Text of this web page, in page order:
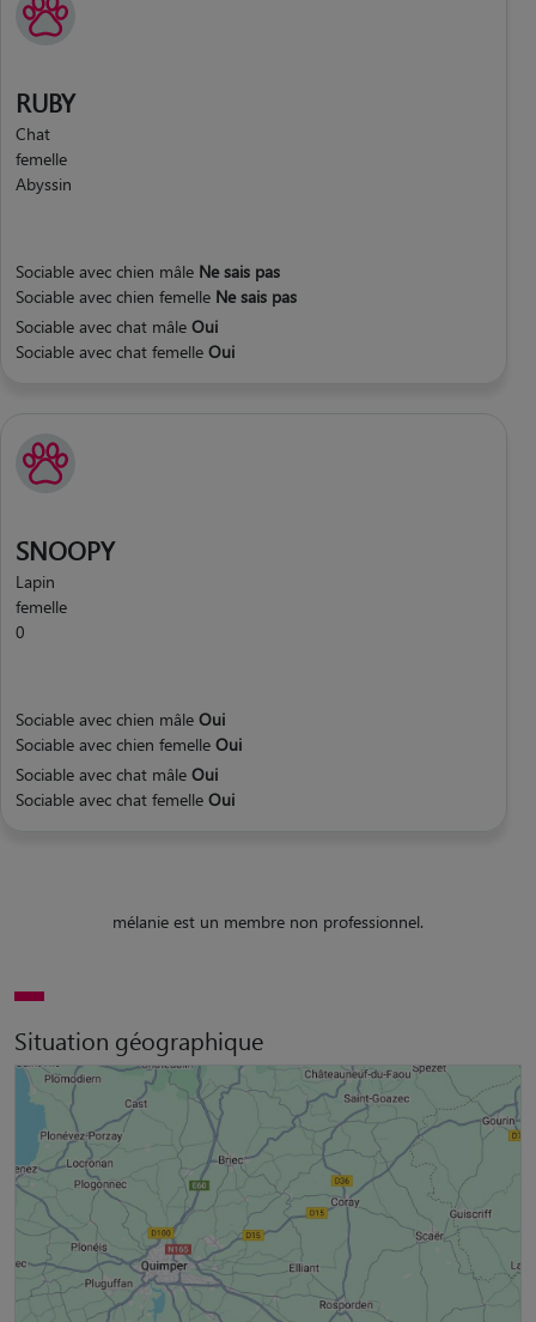
RUBY
Chat
femelle
Abyssin
Sociable avec chien mâle Ne sais pas
Sociable avec chien femelle Ne sais pas
Sociable avec chat mâle Oui
Sociable avec chat femelle Oui
SNOOPY
Lapin
femelle
0
Sociable avec chien mâle Oui
Sociable avec chien femelle Oui
Sociable avec chat mâle Oui
Sociable avec chat femelle Oui
mélanie est un membre non professionnel.
Situation géographique